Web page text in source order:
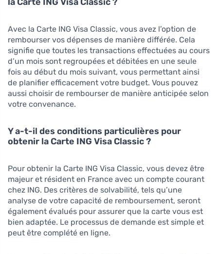
Avec la Carte ING Visa Classic, vous avez l’option de
rembourser vos dépenses de manière différée. Cela
signifie que toutes les transactions effectuées au cours
d’un mois sont regroupées et débitées en une seule
fois au début du mois suivant, vous permettant ainsi
de planifier efficacement votre budget. Vous pouvez
aussi choisir de rembourser de manière anticipée selon
votre convenance.
Y a-t-il des conditions particulières pour
obtenir la Carte ING Visa Classic ?
Pour obtenir la Carte ING Visa Classic, vous devez être
majeur et résident en France avec un compte courant
chez ING. Des critères de solvabilité, tels qu’une
analyse de votre capacité de remboursement, seront
également évalués pour assurer que la carte vous est
bien adaptée. Le processus de demande est simple et
peut être complété en ligne.